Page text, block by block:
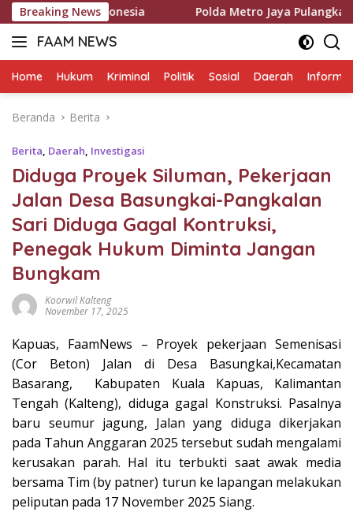
Langsung
ke
konten
Breaking NewsPolda Metro Jaya Pulangkan Tiga WNI Korban
FAAM NEWS
Mengungkap
Mengawal
Home Hukum Kriminal Politik Sosial Daerah
Beranda Berita
Berita, Daerah, Investigasi
Diduga Proyek Siluman, Pekerjaan
Jalan Desa Basungkai-Pangkalan
Sari Diduga Gagal Kontruksi,
Penegak Hukum Diminta Jangan
Bungkam
Koorwil Kalteng
November 17, 2025
Kapuas, FaamNews – Proyek pekerjaan Semenisasi
(Cor Beton) Jalan di Desa Basungkai,Kecamatan
Basarang, Kabupaten Kuala Kapuas, Kalimantan
Tengah (Kalteng), diduga gagal Konstruksi. Pasalnya
baru seumur jagung, Jalan yang diduga dikerjakan
pada Tahun Anggaran 2025 tersebut sudah mengalami
kerusakan parah. Hal itu terbukti saat awak media
bersama Tim (by patner) turun ke lapangan melakukan
peliputan pada 17 November 2025 Siang.